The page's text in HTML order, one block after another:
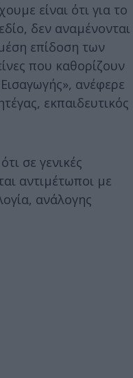
είναι ότι για το
δεν αναμένονται
επίδοση των
που καθορίζουν
ανέφερε
εκπαιδευτικός
σε γενικές
αντιμέτωποι με
ανάλογης